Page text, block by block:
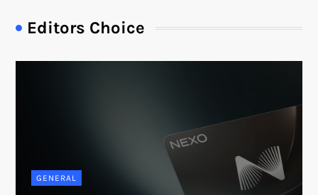
Editors Choice
GENERAL